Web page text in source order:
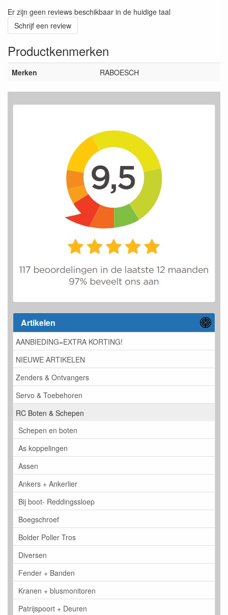
Artikelen
AANBIEDING=EXTRA KORTING!
NIEUWE ARTIKELEN
Zenders & Ontvangers
Servo & Toebehoren
RC Boten & Schepen
Schepen en boten
As koppelingen
Assen
Ankers + Ankerlier
Bij boot- Reddingssloep
Boegschroef
Bolder Poller Tros
Diversen
Fender + Banden
Kranen + blusmonitoren
Patrijspoort + Deuren
Er zijn geen reviews beschikbaar in de huidige taal
Schrijf een review
Productkenmerken
Merken RABOESCH